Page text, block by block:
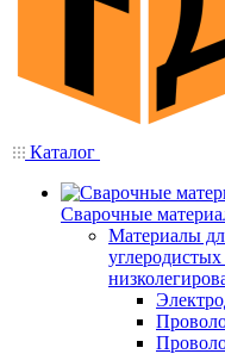
Каталог
Сварочные
Материалы
углеродистых